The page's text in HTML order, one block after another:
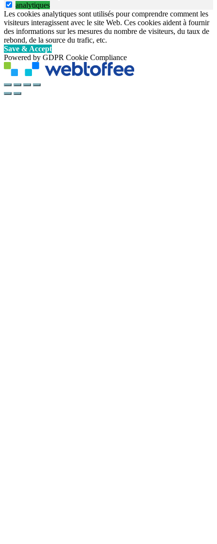
analytiques
Les cookies analytiques sont utilisés pour comprendre comment les
visiteurs interagissent avec le site Web. Ces cookies aident à fournir
des informations sur les mesures du nombre de visiteurs, du taux de
rebond, de la source du trafic, etc.
Save & Accept
Powered by GDPR Cookie Compliance